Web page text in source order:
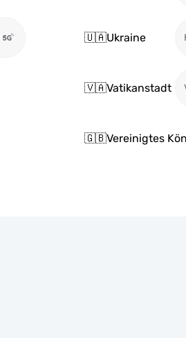
🇺🇦Ukraine
🇻🇦Vatikanstadt
🇬🇧Vereinigtes